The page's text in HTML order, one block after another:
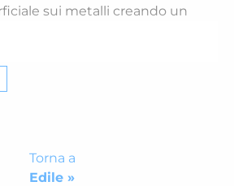
sui metalli creando un
Torna a
Edile »